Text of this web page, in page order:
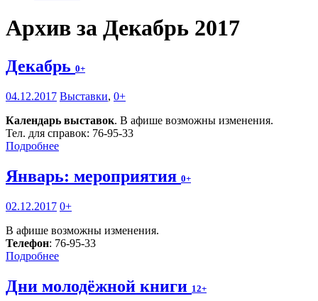
Архив за Декабрь 2017
Декабрь 0+
04.12.2017 Выставки, 0+
Календарь выставок. В афише возможны изменения.
Тел. для справок: 76-95-33
Подробнее
Январь: мероприятия 0+
02.12.2017 0+
В афише возможны изменения.
Телефон: 76-95-33
Подробнее
Дни молодёжной книги 12+